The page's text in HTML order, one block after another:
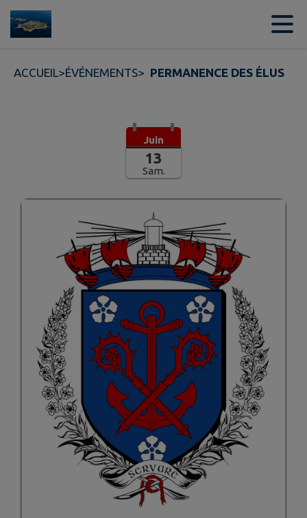
Contenu
ACCUEIL>ÉVÉNEMENTS> PERMANENCE DES ÉLUS
Juin
13
Sam.